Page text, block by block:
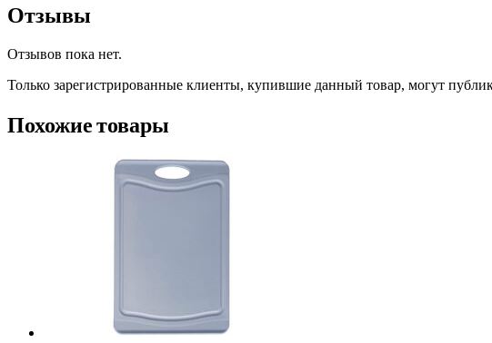
Отзывы
Отзывов пока нет.
Только зарегистрированные клиенты, купившие данный товар, могут
Похожие товары